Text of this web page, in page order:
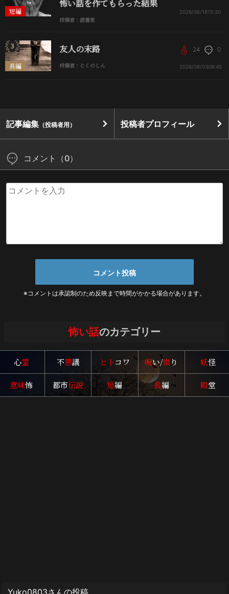
短編
怖い話を作てもらった結果
投稿者：読書家
2026/06/1815:30
長編
友人の末路
投稿者：とくのしん
24 0
2026/08/0309:45
記事編集 （投稿者用） 投稿者プロフィール
コメント（0）
※コメントは承認制のため反映まで時間がかかる場合があります。
怖い話のカテゴリー
心霊 不思議 ヒトコワ 呪い/祟り 妖怪
意味怖 都市伝説 短編 長編 殿堂
Yuko0803さんの投稿